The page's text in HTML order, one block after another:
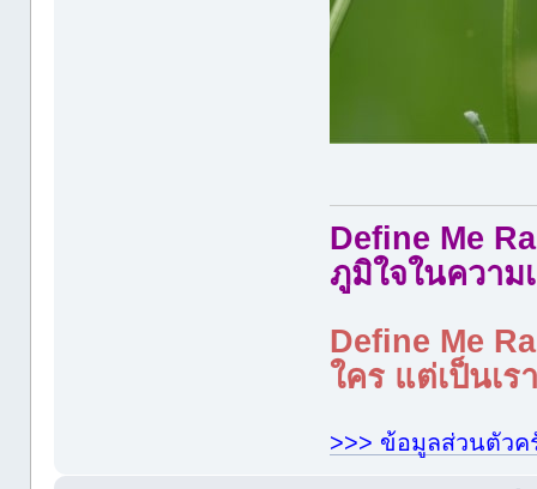
Define Me
ภูมิใจในความ
Define Me
ใคร แต่เป็นเ
>>> ข้อมูลส่วนตัวค